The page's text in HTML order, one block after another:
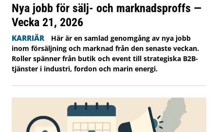
Nya jobb för sälj- och marknadsproffs —
Vecka 21, 2026
KARRIÄR
Här är en samlad genomgång av nya jobb
inom försäljning och marknad från den senaste veckan.
Roller spänner från butik och event till strategiska B2B-
tjänster i industri, fordon och marin energi.